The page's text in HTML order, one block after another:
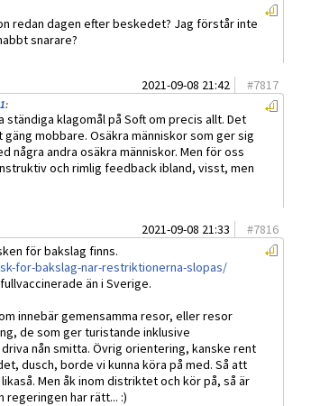
redan dagen efter beskedet? Jag förstår inte
snarare?
2021-09-08 21:42 #7817
:
klagomål på Soft om precis allt. Det
mobbare. Osäkra människor som ger sig
några andra osäkra människor. Men för oss
och rimlig feedback ibland, visst, men
2021-09-08 21:33 #7816
för bakslag finns.
for-bakslag-nar-restriktionerna-slopas/
än i Sverige.
innebär gemensamma resor, eller resor
de som ger turistande inklusive
nån smitta. Övrig orientering, kanske rent
dusch, borde vi kunna köra på med. Så att
Men åk inom distriktet och kör på, så är
regeringen har rätt... :)